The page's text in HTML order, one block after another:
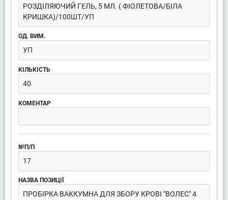
РОЗДІЛЯЮЧИЙ ГЕЛЬ, 5 МЛ. ( ФІОЛЕТОВА/БІЛА
КРИШКА)/100ШТ/УП
УП
40
17
ПРОБІРКА ВАККУМНА ДЛЯ ЗБОРУ КРОВІ "ВОЛЕС" 4